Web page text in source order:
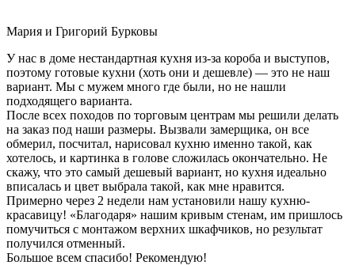
Мария и Григорий Бурковы
У нас в доме нестандартная кухня из-за короба и выступов,
поэтому готовые кухни (хоть они и дешевле) — это не наш
вариант. Мы с мужем много где были, но не нашли
подходящего варианта.
После всех походов по торговым центрам мы решили делать
на заказ под наши размеры. Вызвали замерщика, он все
обмерил, посчитал, нарисовал кухню именно такой, как
хотелось, и картинка в голове сложилась окончательно. Не
скажу, что это самый дешевый вариант, но кухня идеально
вписалась и цвет выбрала такой, как мне нравится.
Примерно через 2 недели нам установили нашу кухню-
красавицу! «Благодаря» нашим кривым стенам, им пришлось
помучиться с монтажом верхних шкафчиков, но результат
получился отменный.
Большое всем спасибо! Рекомендую!